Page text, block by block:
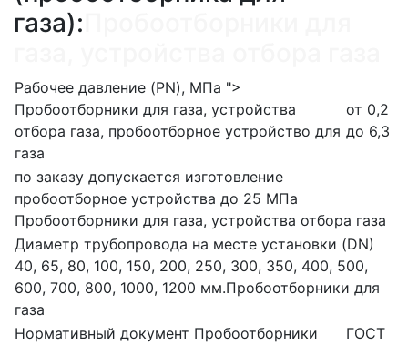
газа):
Рабочее давление (PN), МПа ">
Пробоотборники для газа, устройства
отбора газа, пробоотборное устройство для
газа
от 0,2
до 6,3
по заказу допускается изготовление
пробоотборное устройства до 25 МПа
Пробоотборники для газа, устройства отбора газа
Диаметр трубопровода на месте установки (DN)
40, 65, 80, 100, 150, 200, 250, 300, 350, 400, 500,
600, 700, 800, 1000, 1200 мм.Пробоотборники для
газа
Нормативный документ Пробоотборники
ГОСТ